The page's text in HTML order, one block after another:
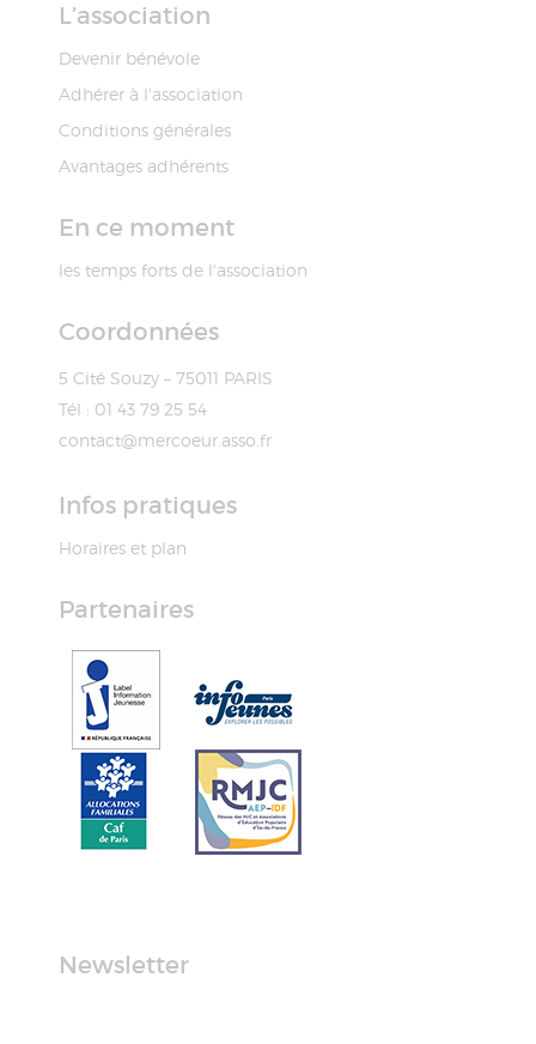
L’association
Devenir bénévole
Adhérer à l'association
Conditions générales
Avantages adhérents
En ce moment
les temps forts de l'association
Coordonnées
5 Cité Souzy – 75011 PARIS
Tél : 01 43 79 25 54
contact@mercoeur.asso.fr
Infos pratiques
Horaires et plan
Partenaires
Newsletter